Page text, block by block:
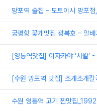
망포역 술집 – 모토이시 망포
궁평항 꽃게맛집 광복호 – 알
[영통역맛집] 이자카야 ‘서월
[수원 망포역 맛집] 조개조개
수원 영통역 고기 찐맛집